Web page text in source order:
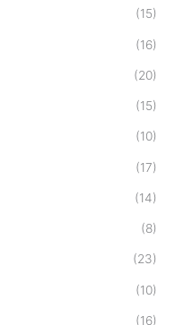
(15)
(16)
(20)
(15)
(10)
(17)
(14)
(8)
(23)
(10)
(16)